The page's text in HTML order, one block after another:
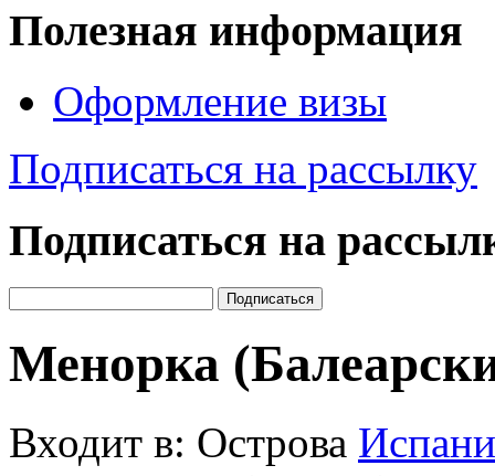
Полезная информация
Оформление визы
Подписаться на рассылку
Подписаться на
Менорка
Входит в: Острова